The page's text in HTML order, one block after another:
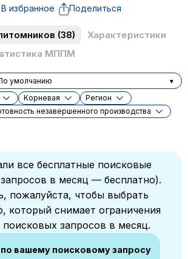
В избранное Поделиться
(38)
Характеристики
МППМ
Корневая
Регион
незавершенного производства
умолчанию
все бесплатные поисковые
в месяц — бесплатно).
пожалуйста, чтобы выбрать
который снимает ограничения
поисковых запросов в месяц.
вашему поисковому запросу